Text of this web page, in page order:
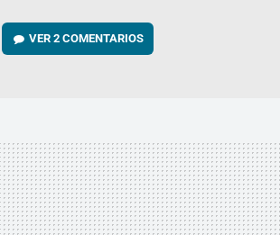
VER2 COMENTARIOS